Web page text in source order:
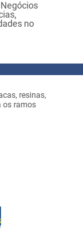
no
resinas,
os ramos